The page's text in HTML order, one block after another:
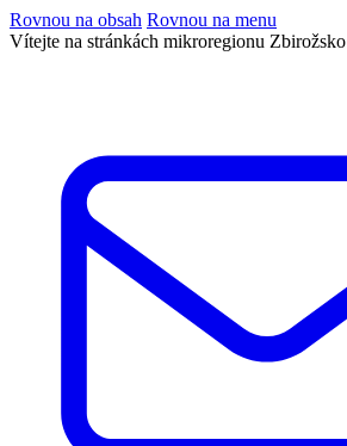
Rovnou na obsah Rovnou na menu
Vítejte na stránkách mikroregionu Zbirožsko